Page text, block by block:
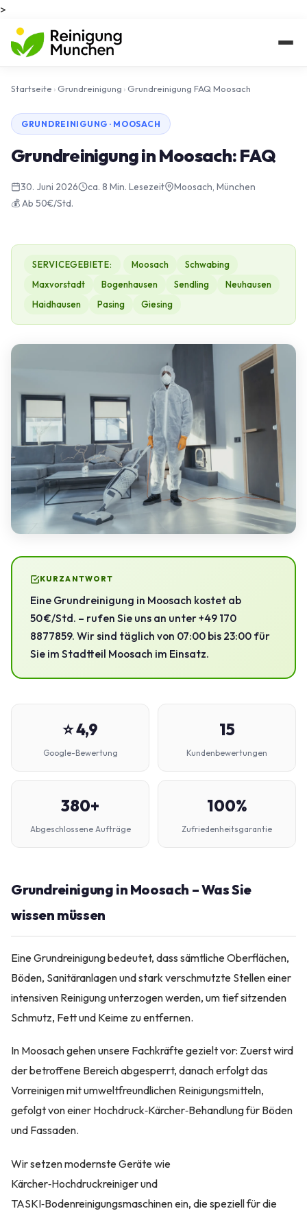
>
Startseite ›Grundreinigung ›Grundreinigung FAQ Moosach
GRUNDREINIGUNG · MOOSACH
Grundreinigung in Moosach: FAQ
30. Juni 2026 ca. 8 Min. Lesezeit
Moosach, München
💰 Ab 50€/Std.
SERVICEGEBIETE: Moosach
Schwabing
Maxvorstadt
Bogenhausen Sendling
Neuhausen
Haidhausen
Pasing Giesing
KURZANTWORT
Eine Grundreinigung in Moosach kostet ab
50 €/Std. – rufen Sie uns an unter +49 170
8877859. Wir sind täglich von 07:00 bis 23:00 für
Sie im Stadtteil Moosach im Einsatz.
⭐ 4,9
Google-Bewertung
15
Kundenbewertungen
380+
Abgeschlossene Aufträge
100%
Zufriedenheitsgarantie
Grundreinigung in Moosach – Was Sie
wissen müssen
Eine Grundreinigung bedeutet, dass sämtliche Oberflächen,
Böden, Sanitäranlagen und stark verschmutzte Stellen einer
intensiven Reinigung unterzogen werden, um tief sitzenden
Schmutz, Fett und Keime zu entfernen.
In Moosach gehen unsere Fachkräfte gezielt vor: Zuerst wird
der betroffene Bereich abgesperrt, danach erfolgt das
Vorreinigen mit umweltfreundlichen Reinigungsmitteln,
gefolgt von einer Hochdruck‑Kärcher‑Behandlung für Böden
und Fassaden.
Wir setzen modernste Geräte wie
Kärcher‑Hochdruckreiniger und
TASKI‑Bodenreinigungsmaschinen ein, die speziell für die